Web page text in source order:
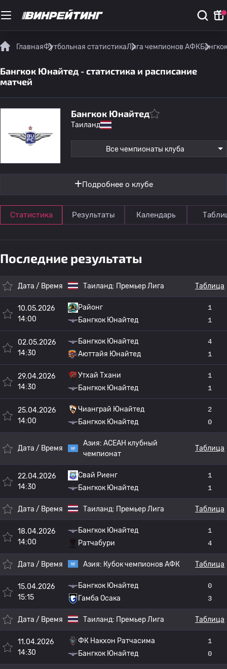
ГлавнаяФутбольная статистикаЛига чемпионов АФК
Бангкок Юнайтед - статистика и расписание
матчей
Бангкок Юнайтед
Таиланд
Все чемпионаты клуба
Подробнее о клубе
Статистика Результаты Календарь
Последние результаты
Дата / Время Таиланд: Премьер Лига Таблица
10.05.2026
14:00
Районг
Бангкок Юнайтед
1
1
02.05.2026
14:30
Бангкок Юнайтед
Аюттайя Юнайтед
4
1
29.04.2026
14:30
Утхай Тхани
Бангкок Юнайтед
1
1
25.04.2026
14:00
Чианграй Юнайтед
Бангкок Юнайтед
2
0
Дата / Время
Азия: АСЕАН клубный
чемпионат
Таблица
22.04.2026
14:30
Свай Риенг
Бангкок Юнайтед
1
1
Дата / Время Таиланд: Премьер Лига Таблица
18.04.2026
14:00
Бангкок Юнайтед
Ратчабури
1
4
Дата / Время Азия: Кубок чемпионов АФК Таблица
15.04.2026
15:15
Бангкок Юнайтед
Гамба Осака
0
3
Дата / Время Таиланд: Премьер Лига Таблица
11.04.2026
14:30
ФК Накхон Ратчасима
Бангкок Юнайтед
1
0